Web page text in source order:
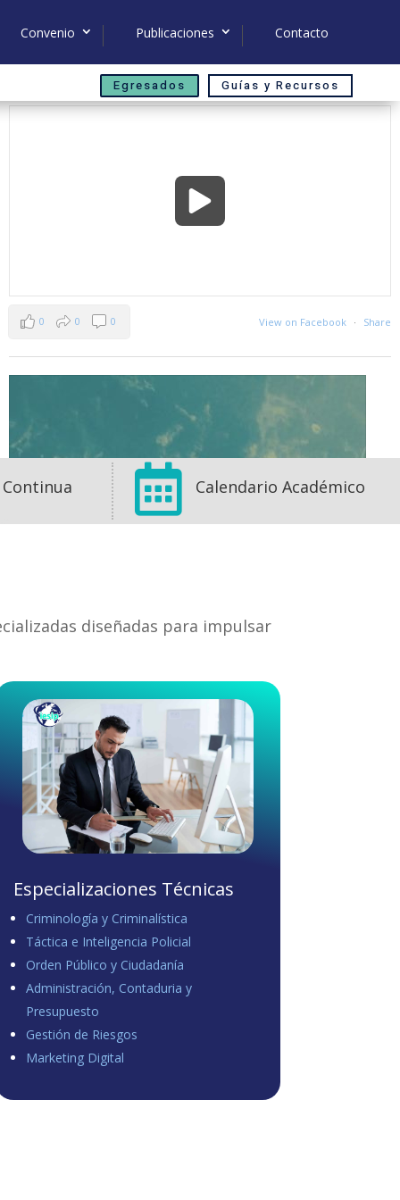
Convenio Publicaciones Contacto
Egresados
Guías y Recursos
View on Facebook · Share
0 0 0
1 1 0
 Calendario Académico
diseñadas para impulsar
Especializaciones Técnicas
Criminología y Criminalística
Táctica e Inteligencia Policial
Orden Público y Ciudadanía
Administración, Contaduria y
Presupuesto
Gestión de Riesgos
Marketing Digital